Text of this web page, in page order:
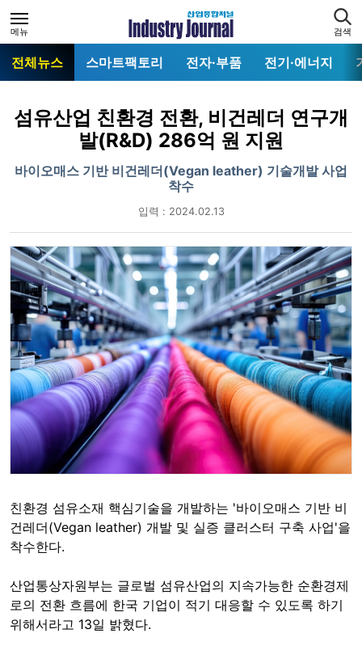
메뉴 검색
전체뉴스 스마트팩토리 전자·부품 전기·에너지
섬유산업 친환경 전환, 비건레더 연구개
발(R&D) 286억 원 지원
바이오매스 기반 비건레더(Vegan leather) 기술개발 사업
착수
입력 : 2024.02.13
친환경 섬유소재 핵심기술을 개발하는 '바이오매스 기반 비
건레더(Vegan leather) 개발 및 실증 클러스터 구축 사업'을
착수한다.
산업통상자원부는 글로벌 섬유산업의 지속가능한 순환경제
로의 전환 흐름에 한국 기업이 적기 대응할 수 있도록 하기
위해서라고 13일 밝혔다.